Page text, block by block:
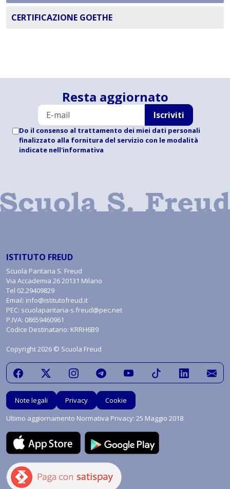
CERTIFICAZIONE GOETHE
Resta aggiornato
Iscriviti
Do il consenso al trattamento dei miei dati personali
finalizzato alla fornitura del servizio con le modalità
indicate nell'informativa
ISTITUTO FREUD
Scuola Paritaria S. Freud
Via Accademia 26 20131 Milano
Tel 02.29409829
Email: info@istitutofreud.it
PEC: scuolaparitaria-s.freud@pec.net
P.IVA: 08659460961
Codice Destinatario: KRRH6B9
Copyright 2026 © Scuola Freud
Note legali Privacy
Cookie
Ultimo aggiornamento Normativa Privacy: 25 Maggio 2018